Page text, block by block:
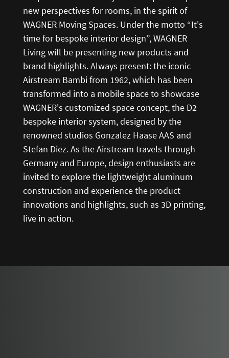
new perspectives for rooms, in the spirit of
WAGNER Moving Spaces. Under the motto “It's
time for bespoke interior design”, WAGNER
Living will be presenting new products and
brand highlights. Always present: the iconic
Airstream Bambi from 1962, which has been
transformed into a mobile space to showcase
WAGNER's customized space concept, the D2
bespoke interior system, designed by the
renowned studios Gonzalez Haase AAS and
Stefan Diez. As the Airstream travels through
Germany and Europe, design enthusiasts are
invited to explore the lightweight aluminum
construction and experience the product
innovations and highlights, such as 3D printing,
live in action.